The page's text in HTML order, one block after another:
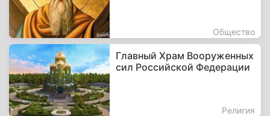
Общество
Главный Храм Вооруженных
сил Российской Федерации
Религия